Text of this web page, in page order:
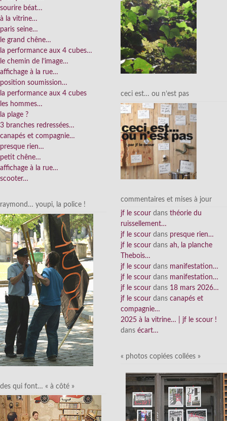
sourire béat…
à la vitrine…
paris seine…
le grand chêne…
la performance aux 4 cubes…
le chemin de l’image…
affichage à la rue…
position soumission…
la performance aux 4 cubes
les hommes…
la plage ?
3 branches redressées…
canapés et compagnie…
presque rien…
petit chêne…
affichage à la rue…
scooter…
raymond… youpi, la police !
des qui font… « à côté »
ceci est… ou n’est pas
commentaires et mises à jour
jf le scour dans théorie du
ruissellement…
jf le scour dans presque rien…
jf le scour dans ah, la planche
Thebois…
jf le scour dans manifestation…
jf le scour dans manifestation…
jf le scour dans 18 mars 2026…
jf le scour dans canapés et
compagnie…
2025 à la vitrine… | jf le scour !
dans écart…
« photos copiées collées »